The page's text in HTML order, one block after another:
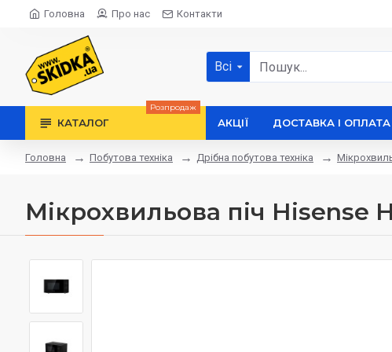
Головна Про нас Контакти
Всі
КАТАЛОГ
Розпродаж
АКЦІЇ ДОСТАВКА І ОПЛАТА
Головна Побутова техніка Дрібна побутова техніка
Мікрохвильова піч Hisense